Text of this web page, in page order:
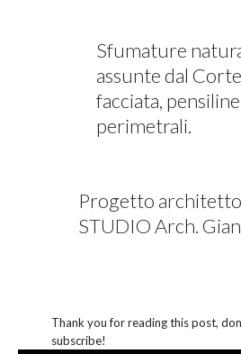
Sfumature
assunte dal
facciata,
perimetrali.
Progetto
STUDIO Arch.
Thank you for reading this post,
subscribe!